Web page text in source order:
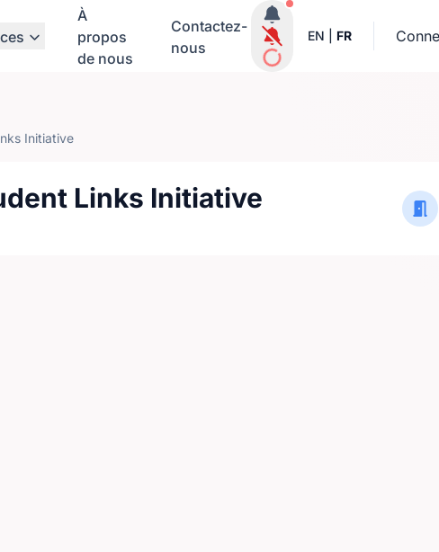
À
propos
de nous
Contactez-
nous
Notifications actives
EN FR
Initiative
Links Initiative